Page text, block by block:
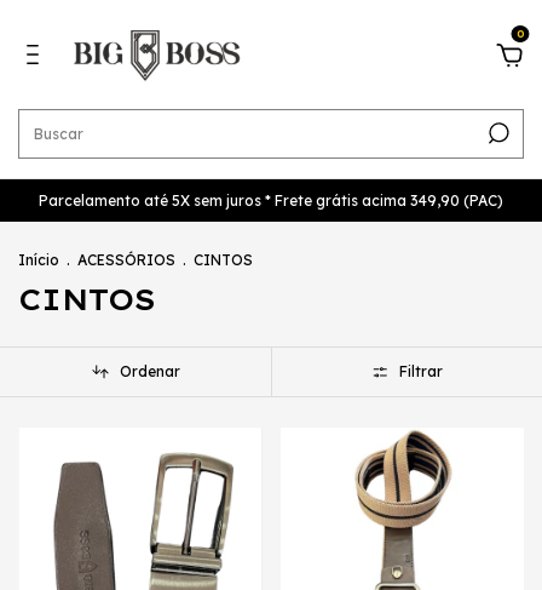
0
Parcelamento até 5X sem juros * Frete grátis acima 349,90 (PAC)
Início . ACESSÓRIOS . CINTOS
CINTOS
Ordenar Filtrar